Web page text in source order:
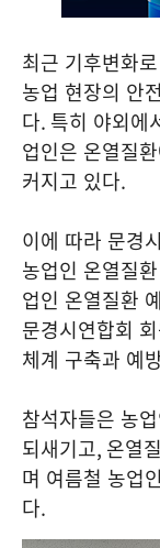
최근 기후변화
농업 현장의 안
다. 특히 야외에
업인은 온열질
커지고 있다.
이에 따라 문경
농업인 온열질
업인 온열질환
문경시연합회
체계 구축과 예
참석자들은 농
되새기고, 온열
며 여름철 농업
다.